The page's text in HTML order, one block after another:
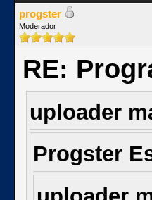
progster
Moderador
RE:
uploader
Progster